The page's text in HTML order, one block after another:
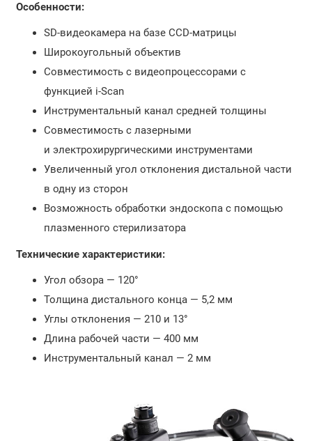
Особенности:
SD-видеокамера на базе CCD-матрицы
Широкоугольный объектив
Совместимость с видеопроцессорами с
функцией i-Scan
Инструментальный канал средней толщины
Совместимость с лазерными
и электрохирургическими инструментами
Увеличенный угол отклонения дистальной части
в одну из сторон
Возможность обработки эндоскопа с помощью
плазменного стерилизатора
Технические характеристики:
Угол обзора — 120°
Толщина дистального конца — 5,2 мм
Углы отклонения — 210 и 13°
Длина рабочей части — 400 мм
Инструментальный канал — 2 мм